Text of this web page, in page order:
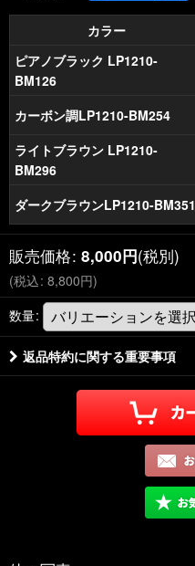
カラー
ピアノブラック LP1210-
BM126
カーボン調LP1210-BM254
ライトブラウン LP1210-
BM296
ダークブラウンLP1210-BM351
販売価格: 8,000円(税別)
(税込: 8,800円)
数量:
返品特約に関する重要事項